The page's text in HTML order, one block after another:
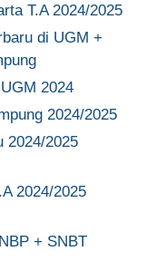
T.A 2024/2025
di UGM +
2024
2024/2025
2024/2025
2024/2025
+ SNBT